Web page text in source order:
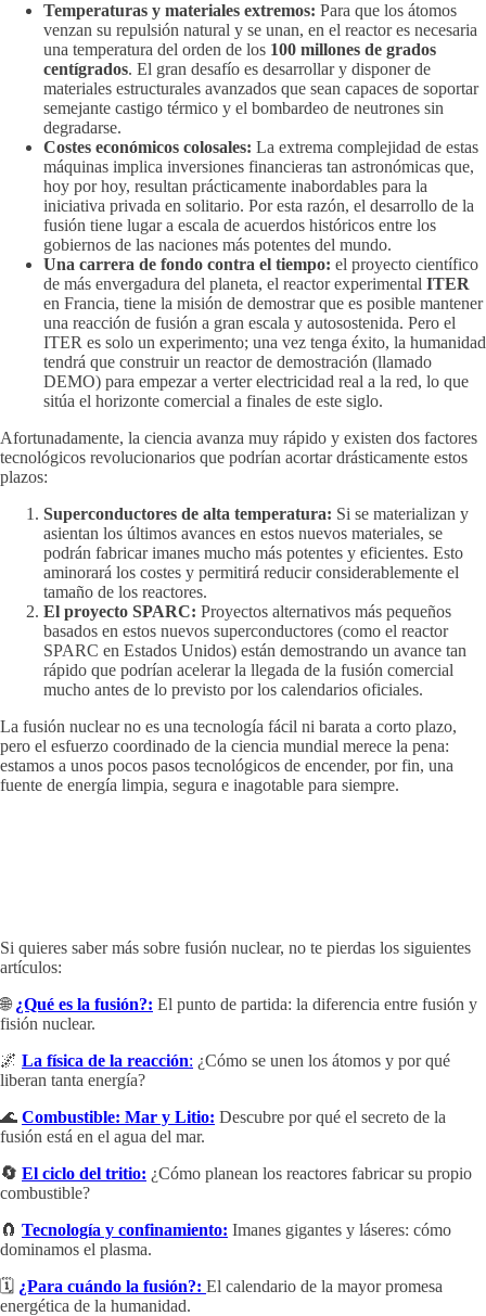
Temperaturas y materiales extremos: Para que los átomos
venzan su repulsión natural y se unan, en el reactor es necesaria
una temperatura del orden de los 100 millones de grados
centígrados. El gran desafío es desarrollar y disponer de
materiales estructurales avanzados que sean capaces de soportar
semejante castigo térmico y el bombardeo de neutrones sin
degradarse.
Costes económicos colosales: La extrema complejidad de estas
máquinas implica inversiones financieras tan astronómicas que,
hoy por hoy, resultan prácticamente inabordables para la
iniciativa privada en solitario. Por esta razón, el desarrollo de la
fusión tiene lugar a escala de acuerdos históricos entre los
gobiernos de las naciones más potentes del mundo.
Una carrera de fondo contra el tiempo: el proyecto científico
de más envergadura del planeta, el reactor experimental ITER
en Francia, tiene la misión de demostrar que es posible mantener
una reacción de fusión a gran escala y autosostenida. Pero el
ITER es solo un experimento; una vez tenga éxito, la humanidad
tendrá que construir un reactor de demostración (llamado
DEMO) para empezar a verter electricidad real a la red, lo que
sitúa el horizonte comercial a finales de este siglo.
Afortunadamente, la ciencia avanza muy rápido y existen dos factores
tecnológicos revolucionarios que podrían acortar drásticamente estos
plazos:
Superconductores de alta temperatura: Si se materializan y
asientan los últimos avances en estos nuevos materiales, se
podrán fabricar imanes mucho más potentes y eficientes. Esto
aminorará los costes y permitirá reducir considerablemente el
tamaño de los reactores.
El proyecto SPARC: Proyectos alternativos más pequeños
basados en estos nuevos superconductores (como el reactor
SPARC en Estados Unidos) están demostrando un avance tan
rápido que podrían acelerar la llegada de la fusión comercial
mucho antes de lo previsto por los calendarios oficiales.
La fusión nuclear no es una tecnología fácil ni barata a corto plazo,
pero el esfuerzo coordinado de la ciencia mundial merece la pena:
estamos a unos pocos pasos tecnológicos de encender, por fin, una
fuente de energía limpia, segura e inagotable para siempre.
Si quieres saber más sobre fusión nuclear, no te pierdas los siguientes
artículos:
🌐 ¿Qué es la fusión?: El punto de partida: la diferencia entre fusión y
fisión nuclear.
🌌 La física de la reacción: ¿Cómo se unen los átomos y por qué
liberan tanta energía?
🌊 Combustible: Mar y Litio: Descubre por qué el secreto de la
fusión está en el agua del mar.
🔄 El ciclo del tritio: ¿Cómo planean los reactores fabricar su propio
combustible?
🧲 Tecnología y confinamiento: Imanes gigantes y láseres: cómo
dominamos el plasma.
🗓️ ¿Para cuándo la fusión?: El calendario de la mayor promesa
energética de la humanidad.